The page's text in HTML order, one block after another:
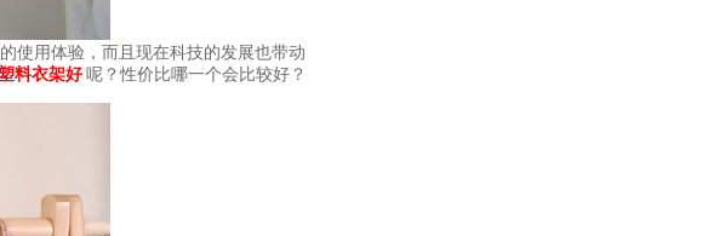
使用体验，而且现在科技的发展也带动
料衣架好 呢？性价比哪一个会比较好？